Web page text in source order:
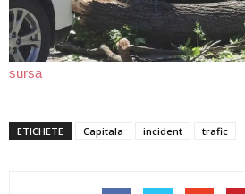
sursa
ETICHETE Capitala incident trafic